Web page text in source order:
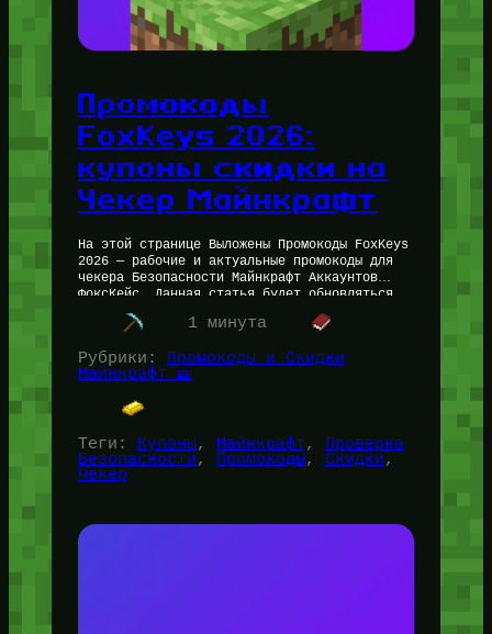
Промокоды
FoxKeys 2026:
купоны скидки на
Чекер Майнкрафт
На этой странице Выложены Промокоды FoxKeys
2026 — рабочие и актуальные промокоды для
чекера Безопасности Майнкрафт Аккаунтов
ФоксКейс. Данная статья будет обновляться
по мере необходимости актуализации
промокодов и появления новых…
1 минута
Рубрики:
Промокоды и Скидки
Майнкрафт 🎫
Теги: Купоны, Майнкрафт, Проверка
Безопасности, Промокоды, Скидки
Чекер